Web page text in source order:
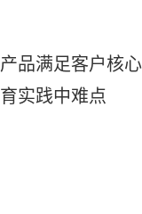
品满足客户核心
实践中难点